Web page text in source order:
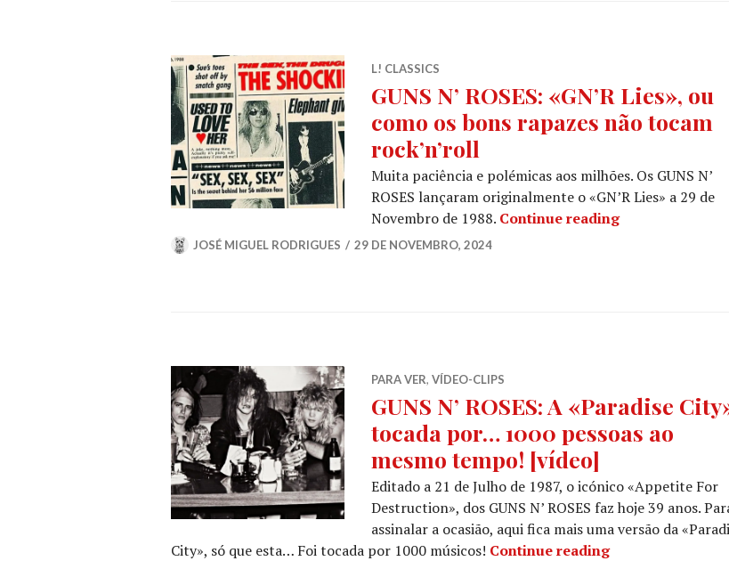
L! CLASSICS
GUNS N’ ROSES: «GN’R Lies», ou
como os bons rapazes não tocam
rock’n’roll
Muita paciência e polémicas aos milhões. Os GUNS N’
ROSES lançaram originalmente o «GN’R Lies» a 29 de
Novembro de 1988. Continue readingGUNS N’
JOSÉ MIGUEL RODRIGUES 29 DE NOVEMBRO, 2024
PARA VER, VÍDEO-CLIPS
GUNS N’ ROSES: A «Paradise
tocada por… 1000 pessoas ao
mesmo tempo! [vídeo]
Editado a 21 de Julho de 1987, o icónico «Appetite For
Destruction», dos GUNS N’ ROSES faz hoje 39 anos.
assinalar a ocasião, aqui fica mais uma versão da
City», só que esta… Foi tocada por 1000 músicos! Continue readingGUNS N’